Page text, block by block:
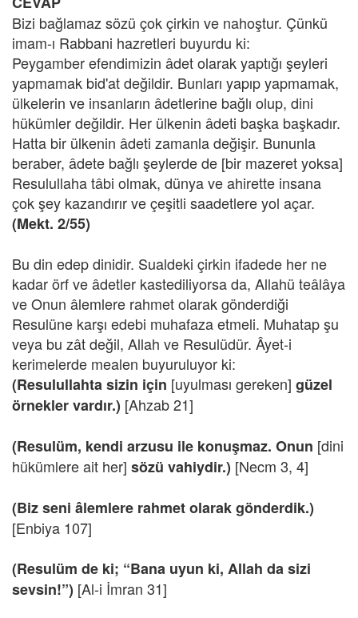
Bizi bağlamaz sözü çok çirkin ve nahoştur. Çünkü
imam-ı Rabbani hazretleri buyurdu ki:
Peygamber efendimizin âdet olarak yaptığı şeyleri
yapmamak bid'at değildir. Bunları yapıp yapmamak,
ülkelerin ve insanların âdetlerine bağlı olup, dini
hükümler değildir. Her ülkenin âdeti başka başkadır.
Hatta bir ülkenin âdeti zamanla değişir. Bununla
beraber, âdete bağlı şeylerde de [bir mazeret yoksa]
Resulullaha tâbi olmak, dünya ve ahirette insana
çok şey kazandırır ve çeşitli saadetlere yol açar.
(Mekt. 2/55)
Bu din edep dinidir. Sualdeki çirkin ifadede her ne
kadar örf ve âdetler kastediliyorsa da, Allahü teâlâya
ve Onun âlemlere rahmet olarak gönderdiği
Resulüne karşı edebi muhafaza etmeli. Muhatap şu
veya bu zât değil, Allah ve Resulüdür. Âyet-i
kerimelerde mealen buyuruluyor ki:
(Resulullahta sizin için [uyulması gereken] güzel
örnekler vardır.) [Ahzab 21]
(Resulüm, kendi arzusu ile konuşmaz. Onun [dini
hükümlere ait her] sözü vahiydir.) [Necm 3, 4]
(Biz seni âlemlere rahmet olarak gönderdik.)
[Enbiya 107]
(Resulüm de ki; “Bana uyun ki, Allah da sizi
sevsin!”) [Al-i İmran 31]